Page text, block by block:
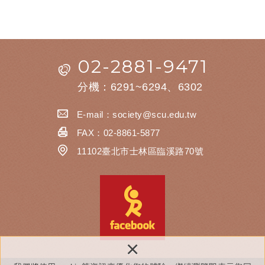
×
02-2881-9471
分機：6291~6294、6302
E-mail：society@scu.edu.tw
FAX：02-8861-5877
11102臺北市士林區臨溪路70號